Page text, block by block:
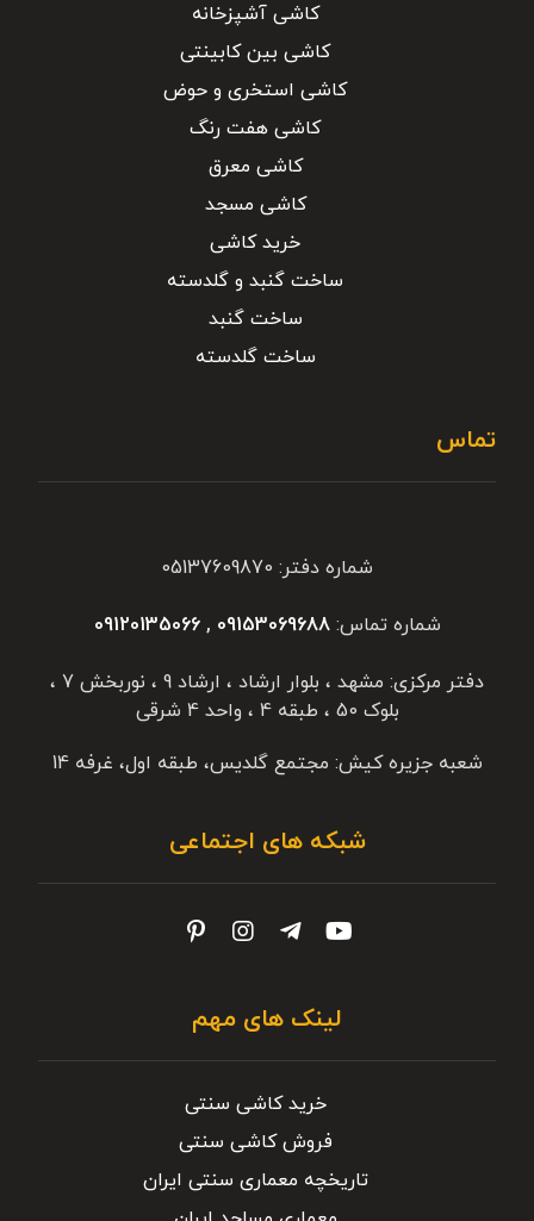
کاشی آشپزخانه
کاشی بین کابینتی
کاشی استخری و حوض
کاشی هفت رنگ
کاشی معرق
کاشی مسجد
خرید کاشی
ساخت گنبد و گلدسته
ساخت گنبد
ساخت گلدسته
تماس
شماره دفتر: 05137609870
شماره تماس:09153069688
,
09120135066
دفتر مرکزی: مشهد ، بلوار ارشاد ، ارشاد 9 ، نوربخش 7 ،
بلوک 50 ، طبقه 4 ، واحد 4 شرقی
شعبه جزیره کیش: مجتمع گلدیس، طبقه اول، غرفه 14
شبکه های اجتماعی
لینک های مهم
خرید کاشی سنتی
فروش کاشی سنتی
تاریخچه معماری سنتی ایران